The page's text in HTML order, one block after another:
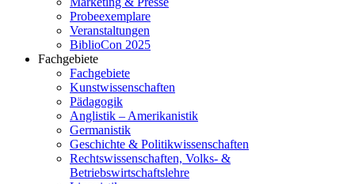
Probeexemplare
Veranstaltungen
BiblioCon 2025
Fachgebiete
Fachgebiete
Kunstwissenschaften
Pädagogik
Anglistik – Amerikanistik
Germanistik
Geschichte & Politikwissenschaften
Rechtswissenschaften, Volks- &
Betriebswirtschaftslehre